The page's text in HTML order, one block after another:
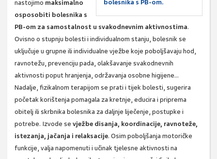
bolesnika s PB-om.
nastojimo maksimalno
osposobiti bolesnika s
PB-om za samostalnost u svakodnevnim aktivnostima.
Ovisno o stupnju bolesti i individualnom stanju, bolesnik se
uključuje u grupne ili individualne vježbe koje poboljšavaju hod,
ravnotežu, prevenciju pada, olakšavanje svakodnevnih
aktivnosti poput hranjenja, održavanja osobne higijene…
Nadalje, fizikalnom terapijom se prati i tijek bolesti, sugerira
početak korištenja pomagala za kretnje, educira i priprema
obitelj ili skrbnika bolesnika za daljnje liječenje, postupke i
potrebe. Izvode se vježbe disanja, koordinacije, ravnoteže,
istezanja, jačanja i relaksacije. Osim poboljšanja motoričke
funkcije, valja napomenuti i učinak tjelesne aktivnosti na